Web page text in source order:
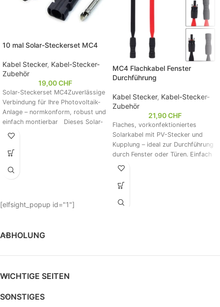
10 mal Solar-Steckerset MC4
Kabel Stecker, Kabel-Stecker-
Zubehör
19,00CHF
Solar-Steckerset MC4Zuverlässige
Verbindung für Ihre Photovoltaik-
Anlage – normkonform, robust und
einfach montierbar Dieses Solar-
Steckerset MC4 besteht aus 10
MC4 Flachkabel Fenster
Durchführung
Kabel Stecker, Kabel-Stecker-
Zubehör
21,90CHF
Flaches, vorkonfektioniertes
Solarkabel mit PV-Stecker und
Kupplung – ideal zur Durchführung
durch Fenster oder Türen. Einfach
zu montieren, flexibel,
mit gängigen PV-Systemen. Perfekt
Solaranlagen. Mit 6 mm²
[elfsight_popup id="1"]
ABHOLUNG
WICHTIGE SEITEN
SONSTIGES